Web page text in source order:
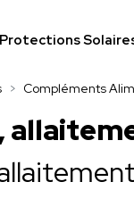
Protections
Compléments